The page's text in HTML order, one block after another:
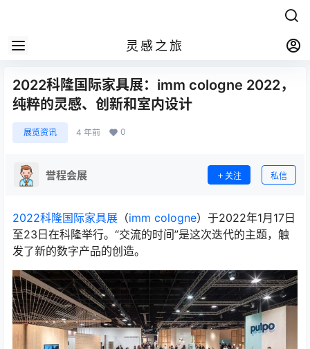
灵感之旅
2022科隆国际家具展：imm cologne 2022，
纯粹的灵感、创新和室内设计
展览资讯 4 年前 0
誉程会展 关注 私信
2022科隆国际家具展 （imm cologne）于2022年1月17日
至23日在科隆举行。“交流的时间”是这次迭代的主题，触
发了新的数字产品的创造。